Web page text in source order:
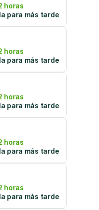
horas
para más tarde
horas
para más tarde
horas
para más tarde
horas
para más tarde
horas
para más tarde